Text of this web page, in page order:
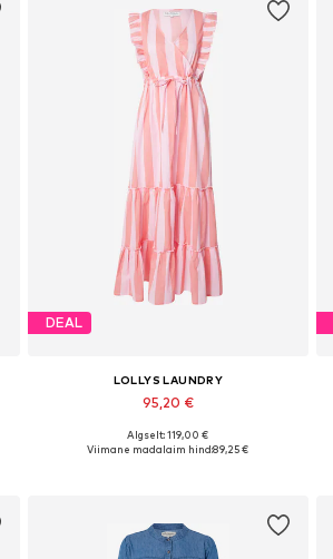
DEAL
LOLLYS LAUNDRY
95,20 €
Algselt: 119,00 €
Viimane madalaim hind:89,25 €